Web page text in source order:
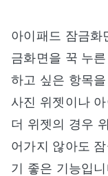
아이패드 잠금화
금화면을 꾹 누
하고 싶은 항목
사진 위젯이나
더 위젯의 경우
어가지 않아도
기 좋은 기능입